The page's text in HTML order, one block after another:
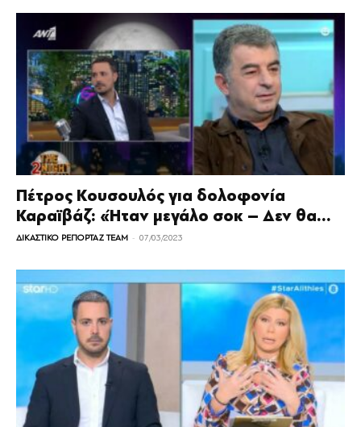
Πέτρος Κουσουλός για δολοφονία
Καραϊβάζ: «Ήταν μεγάλο σοκ – Δεν θα...
ΔΙΚΑΣΤΙΚΟ ΡΕΠΟΡΤΑΖ TEAM - 07/03/2023